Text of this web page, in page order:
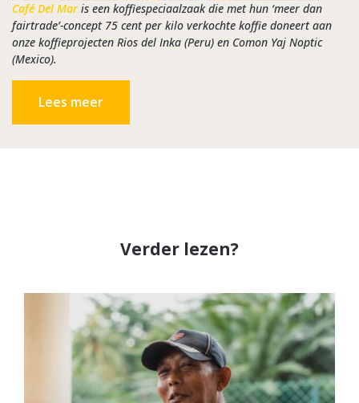
Café Del Mar is een koffiespeciaalzaak die met hun ‘meer dan
fairtrade’-concept 75 cent per kilo verkochte koffie doneert aan
onze koffieprojecten Rios del Inka (Peru) en Comon Yaj Noptic
(Mexico).
Lees meer
Verder lezen?